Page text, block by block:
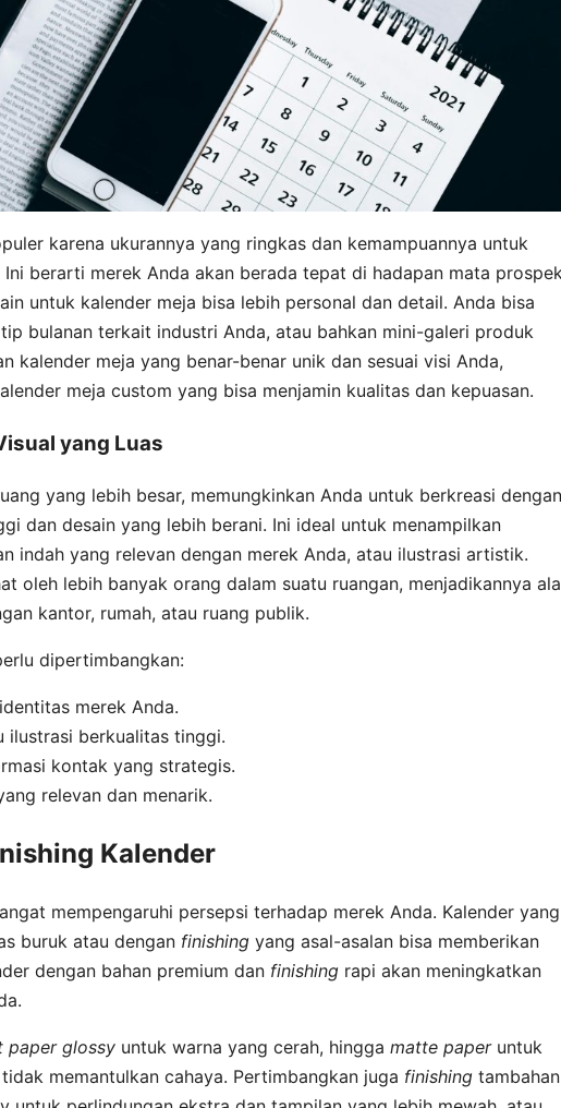
karena ukurannya yang ringkas dan kemampuannya untuk
berarti merek Anda akan berada tepat di hadapan mata
untuk kalender meja bisa lebih personal dan detail. Anda bisa
bulanan terkait industri Anda, atau bahkan mini-galeri produk
kalender meja yang benar-benar unik dan sesuai visi Anda,
meja custom yang bisa menjamin kualitas dan kepuasan.
yang Luas
yang lebih besar, memungkinkan Anda untuk berkreasi dengan
dan desain yang lebih berani. Ini ideal untuk menampilkan
indah yang relevan dengan merek Anda, atau ilustrasi artistik.
oleh lebih banyak orang dalam suatu ruangan, menjadikannya
kantor, rumah, atau ruang publik.
dipertimbangkan:
merek Anda.
ilustrasi berkualitas tinggi.
kontak yang strategis.
relevan dan menarik.
Kalender
mempengaruhi persepsi terhadap merek Anda. Kalender yang
buruk atau dengan finishing yang asal-asalan bisa memberikan
dengan bahan premium dan finishing rapi akan meningkatkan
paper glossy untuk warna yang cerah, hingga matte paperuntuk
memantulkan cahaya. Pertimbangkan juga finishing tambahan